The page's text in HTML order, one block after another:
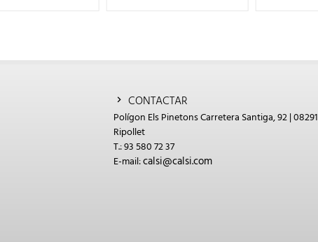
CONTACTAR
Polígon Els Pinetons Carretera Santiga, 92 | 08291
Ripollet
T.: 93 580 72 37
E-mail:calsi@calsi.com